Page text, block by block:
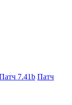
7.41b Патч